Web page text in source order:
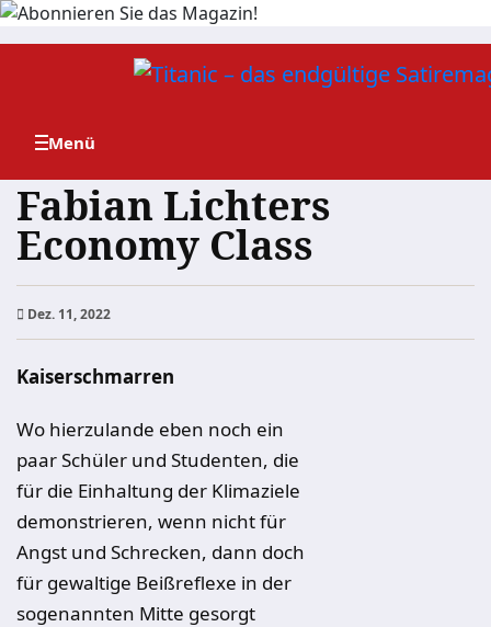
Zum
Fabian Lichters
Economy Class
Dez. 11, 2022
Kaiserschmarren
Wo hierzulande eben noch ein
paar Schüler und Studenten, die
für die Einhaltung der Klimaziele
demonstrieren, wenn nicht für
Angst und Schrecken, dann doch
für gewaltige Beißreflexe in der
sogenannten Mitte gesorgt